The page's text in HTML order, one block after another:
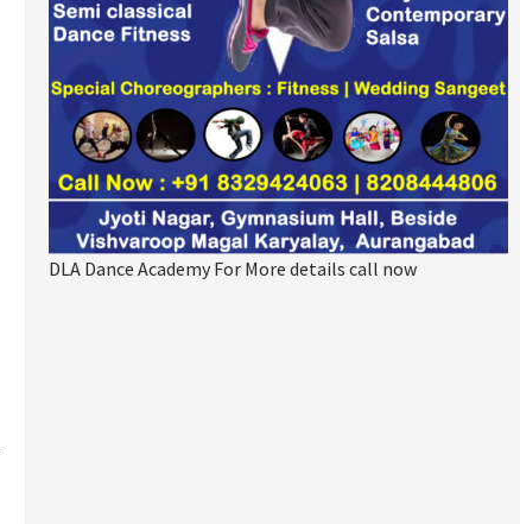
DLA Dance Academy For More details call now